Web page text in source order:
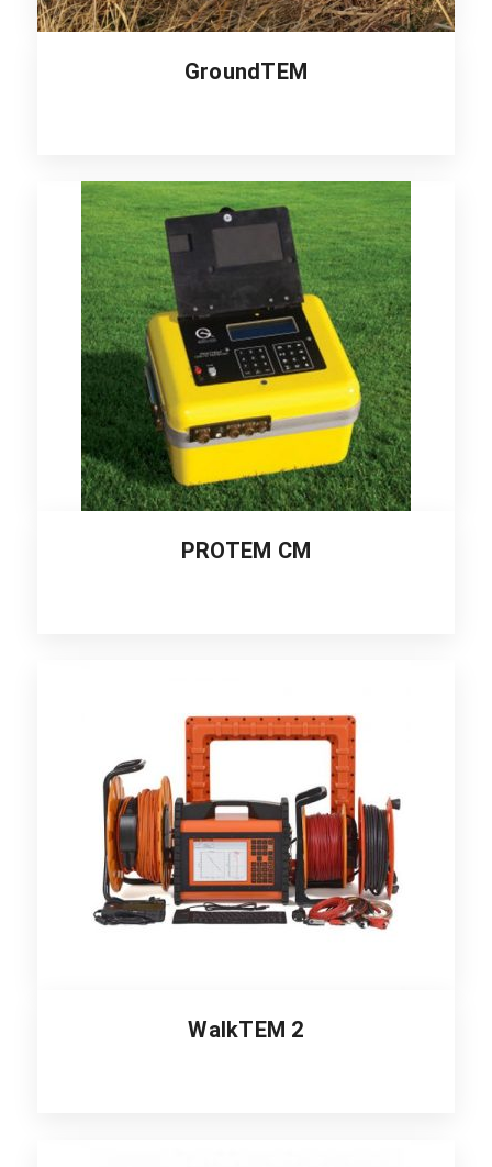
GroundTEM
PROTEM CM
WalkTEM 2